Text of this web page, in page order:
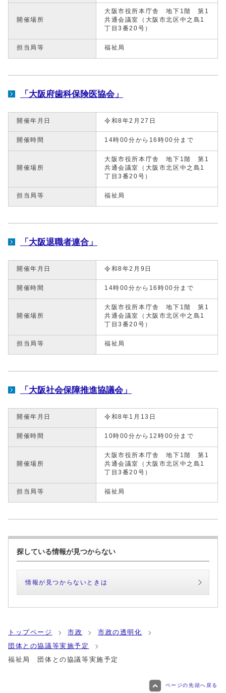
開催場所
大阪市役所本庁舎 地下1階 第1
共通会議室（大阪市北区中之島1
丁目3番20号）
担当局等 福祉局
「大阪府歯科保険医協会」
開催年月日 令和8年2月27日
開催時間 14時00分から16時00分まで
開催場所
大阪市役所本庁舎 地下1階 第1
共通会議室（大阪市北区中之島1
丁目3番20号）
担当局等 福祉局
「大阪退職者連合」
開催年月日 令和8年2月9日
開催時間 14時00分から16時00分まで
開催場所
大阪市役所本庁舎 地下1階 第1
共通会議室（大阪市北区中之島1
丁目3番20号）
担当局等 福祉局
「大阪社会保障推進協議会」
開催年月日 令和8年1月13日
開催時間 10時00分から12時00分まで
開催場所
大阪市役所本庁舎 地下1階 第1
共通会議室（大阪市北区中之島1
丁目3番20号）
担当局等 福祉局
探している情報が見つからない
情報が見つからないときは
トップページ 市政
市政の透明化
団体との協議等実施予定
福祉局 団体との協議等実施予定
ページの先頭へ戻る